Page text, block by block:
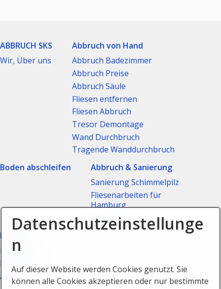
ABBRUCH SKS
Wir, Über uns
Abbruch von Hand
Abbruch Badezimmer
Abbruch Preise
Abbruch Säule
Fliesen entfernen
Fliesen Abbruch
Tresor Demontage
Wand Durchbruch
Tragende Wanddurchbruch
Boden abschleifen
Abbruch & Sanierung
Sanierung Schimmelpilz
Fliesenarbeiten für
Hamburg
Vorvertrag
Kontakt
Impressum
Datenschutz
AGB
Datenschutzeinstellunge
n
Auf dieser Website werden Cookies genutzt. Sie
können alle Cookies akzeptieren oder nur bestimmte